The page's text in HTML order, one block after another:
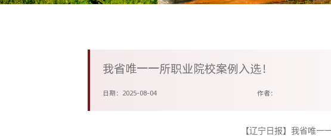
我省唯一一所职业院校案例入选！
日期：2025-08-04 作者：
【辽宁日报】我省唯一